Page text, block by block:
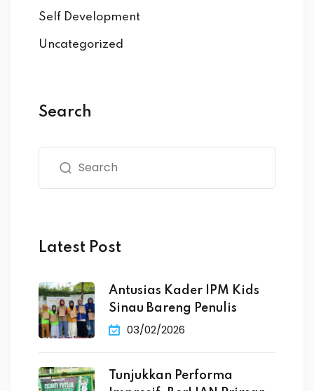
Self Development
Uncategorized
Search
Latest Post
Antusias Kader IPM Kids
Sinau Bareng Penulis
03/02/2026
Tunjukkan Performa